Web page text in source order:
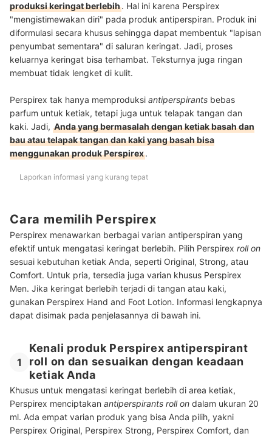
produksi keringat berlebih. Hal ini karena Perspirex
"mengistimewakan diri" pada produk antiperspiran. Produk ini
diformulasi secara khusus sehingga dapat membentuk "lapisan
penyumbat sementara" di saluran keringat. Jadi, proses
keluarnya keringat bisa terhambat. Teksturnya juga ringan
membuat tidak lengket di kulit.
Perspirex tak hanya memproduksi antiperspirants bebas
parfum untuk ketiak, tetapi juga untuk telapak tangan dan
kaki. Jadi, Anda yang bermasalah dengan ketiak basah dan
bau atau telapak tangan dan kaki yang basah bisa
menggunakan produk Perspirex.
Laporkan informasi yang kurang tepat
Cara memilih Perspirex
Perspirex menawarkan berbagai varian antiperspiran yang
efektif untuk mengatasi keringat berlebih. Pilih Perspirex roll on
sesuai kebutuhan ketiak Anda, seperti Original, Strong, atau
Comfort. Untuk pria, tersedia juga varian khusus Perspirex
Men. Jika keringat berlebih terjadi di tangan atau kaki,
gunakan Perspirex Hand and Foot Lotion. Informasi lengkapnya
dapat disimak pada penjelasannya di bawah ini.
1
Kenali produk Perspirex antiperspirant
roll on dan sesuaikan dengan keadaan
ketiak Anda
Khusus untuk mengatasi keringat berlebih di area ketiak,
Perspirex menciptakan antiperspirants roll on dalam ukuran 20
ml. Ada empat varian produk yang bisa Anda pilih, yakni
Perspirex Original, Perspirex Strong, Perspirex Comfort, dan